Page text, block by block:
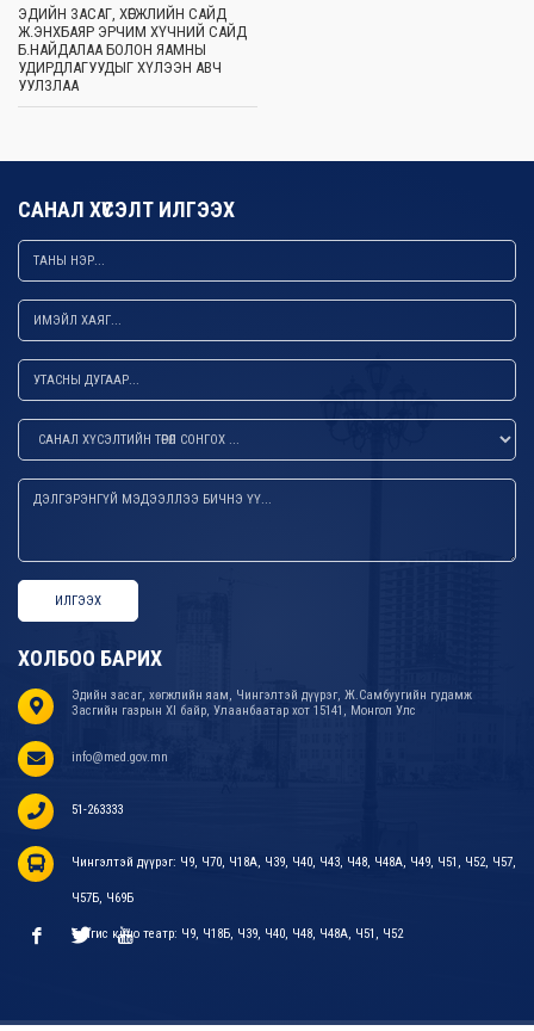
ЭДИЙН ЗАСАГ, ХӨГЖЛИЙН САЙД
Ж.ЭНХБАЯР ЭРЧИМ ХҮЧНИЙ САЙД
Б.НАЙДАЛАА БОЛОН ЯАМНЫ
УДИРДЛАГУУДЫГ ХҮЛЭЭН АВЧ
УУЛЗЛАА
САНАЛ ХҮСЭЛТ ИЛГЭЭХ
ИЛГЭЭХ
ХОЛБОО БАРИХ
Эдийн засаг, хөгжлийн яам, Чингэлтэй дүүрэг, Ж.Самбуугийн гудамж
Засгийн газрын XI байр, Улаанбаатар хот 15141, Монгол Улс
info@med.gov.mn
51-263333
Чингэлтэй дүүрэг: Ч9, Ч70, Ч18А, Ч39, Ч40, Ч43, Ч48, Ч48А, Ч49, Ч51, Ч52, Ч57,
Ч57Б, Ч69Б
Тэнгис кино театр: Ч9, Ч18Б, Ч39, Ч40, Ч48, Ч48А, Ч51, Ч52